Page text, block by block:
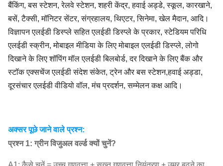
बैंकिंग, बस स्टेशन, रेलवे स्टेशन, शहरी केंद्र, हवाई अड्डे, स्कूल, कारखाने,
बसें, टैक्सी, मॉनिटर सेंटर, संग्रहालय, थिएटर, सिनेमा, खेल मैदान, आदि।
विज्ञापन एलईडी डिस्प्ले सहित एलईडी डिस्प्ले के प्रकार, स्टेडियम परिधि
एलईडी स्क्रीन, मोबाइल मीडिया के लिए मोबाइल एलईडी डिस्प्ले, लोगो
दिखाने के लिए शॉपिंग मॉल एलईडी बिलबोर्ड, दर दिखाने के लिए बैंक और
स्टॉक एक्सचेंज एलईडी संदेश संकेत, ट्रेन और बस स्टेशन,हवाई अड्डा,
दूरसंचार एलईडी वीडियो वॉल, मंच प्रदर्शन, सम्मेलन कक्ष आदि।
अक्सर पूछे जाने वाले प्रश्न:
प्रश्न 1: ग्रीन विजुअल वर्ल्ड क्यों चुनें?